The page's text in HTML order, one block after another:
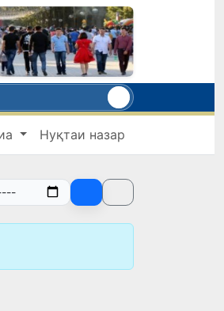
Нуқтаи назар